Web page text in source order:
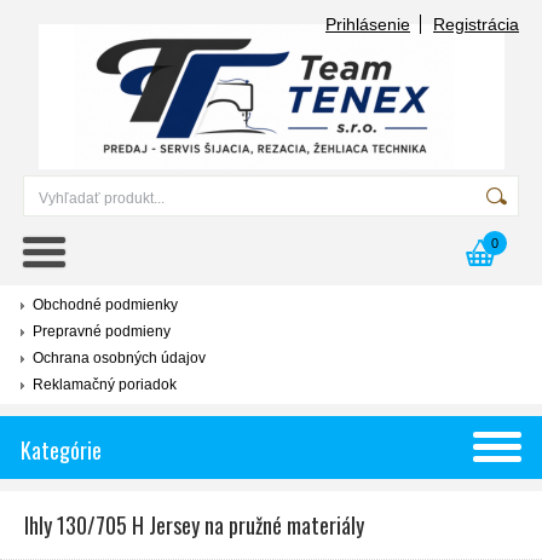
Prihlásenie Registrácia
0
Obchodné podmienky
Prepravné podmieny
Ochrana osobných údajov
Reklamačný poriadok
Kategórie
Ihly 130/705 H Jersey na pružné materiály